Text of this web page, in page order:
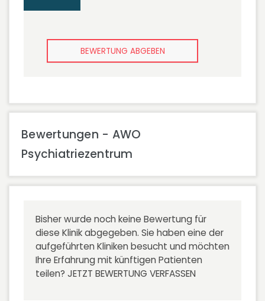
BEWERTUNG ABGEBEN
Bewertungen - AWO
Psychiatriezentrum
Bisher wurde noch keine Bewertung für
diese Klinik abgegeben. Sie haben eine der
aufgeführten Kliniken besucht und möchten
Ihre Erfahrung mit künftigen Patienten
teilen? JETZT BEWERTUNG VERFASSEN